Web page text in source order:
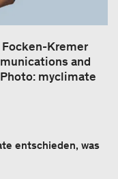
Kremer
and
myclimate
entschieden, was